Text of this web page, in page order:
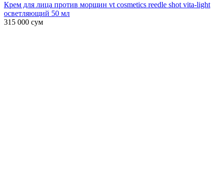
Крем для лица против морщин vt cosmetics reedle shot vita-light
осветляющий 50 мл
315 000 сум